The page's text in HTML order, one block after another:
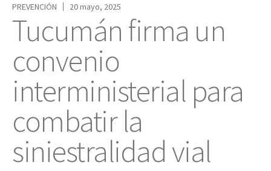
PREVENCIÓN
20 mayo, 2025
Tucumán firma un
convenio
interministerial para
combatir la
siniestralidad vial